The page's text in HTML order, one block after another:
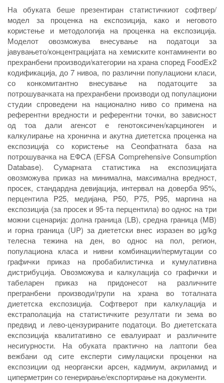
На обуката беше презентиран статистичкиот софтвер/
модел за проценка на експозиција, како и неговото
користење и методологија на проценка на експозиција.
Моделот овозможува внесување на податоци за
јавувањето/концентрацијата на хемиските контаминенти во
прехранбени производи/категории на храна според FoodEx2
кодификација, до 7 нивоа, по различни популациони класи,
со конкомитантно внесување на податоците за
потрошувачката на прехранбени производи од популациони
студии спроведени на национално ниво со примена на
референтни вредности и референтни точки, во зависност
од тоа дали агенсот е генотоксичен/карциноген и
калкулирање на хронична и акутна диететска проценка на
експозиција со користење на Сеопфатната база на
потрошувачка на ЕФСА (EFSA Comprehensive Consumption
Database). Сумарната статистика на експозицијата
овозможува приказ на минимална, максимална вредност,
просек, стандардна девијација, интервал на доверба 95%,
перцентила P25, медијана, P50, P75, P95, маргина на
експозиција (за просек и 95-та перцентила) во однос на три
можни сценарија: долна граница (LB), средна граница (MB)
и горна граница (UP) за диететски внес изразен во µg/kg
телесна тежина на ден, во однос на пол, регион,
популациона класа и нивни комбинации/пермутации со
графички приказ на пробабилистичка и кумулативна
дистрибуција. Овозможува и калкулација со графички и
табеларен приказ на придонесот на различните
прегранбени производи/групи на храна во тоталната
диететска експозиција. Софтверот при калкулација и
екстраполација на статистичките резултати ги зема во
предвид и лево-цензурираните податоци. Во диететската
експозиција квалитативно се евалуираат и различните
несигурности. На обуката практично на лаптопи беа
вежбани од сите експерти симулациски проценки на
експозиции од неоргански арсен, кадмиум, акриламид и
циперметрин со генерирање/експортирање на документи.